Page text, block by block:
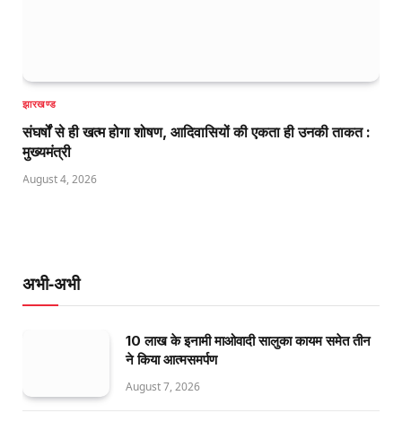
झारखण्ड
संघर्षों से ही खत्म होगा शोषण, आदिवासियों की एकता ही उनकी ताकत :
मुख्यमंत्री
August 4, 2026
अभी-अभी
10 लाख के इनामी माओवादी सालुका कायम समेत तीन
ने किया आत्मसमर्पण
August 7, 2026